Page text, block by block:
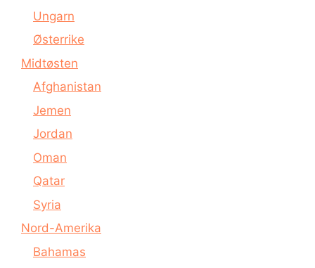
Ungarn
Østerrike
Midtøsten
Afghanistan
Jemen
Jordan
Oman
Qatar
Syria
Nord-Amerika
Bahamas